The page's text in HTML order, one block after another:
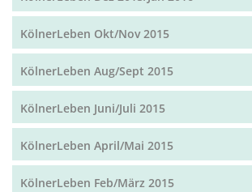
KölnerLeben Okt/Nov 2015
KölnerLeben Aug/Sept 2015
KölnerLeben Juni/Juli 2015
KölnerLeben April/Mai 2015
KölnerLeben Feb/März 2015